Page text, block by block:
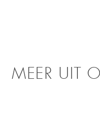
MEER UIT